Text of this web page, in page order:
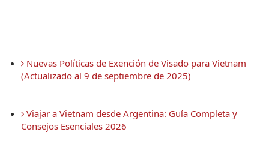
Nuevas Políticas de Exención de Visado para Vietnam
(Actualizado al 9 de septiembre de 2025)
Viajar a Vietnam desde Argentina: Guía Completa y
Consejos Esenciales 2026